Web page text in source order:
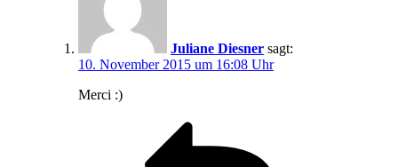
Juliane Diesner sagt:
10. November 2015 um 16:08 Uhr
Merci :)